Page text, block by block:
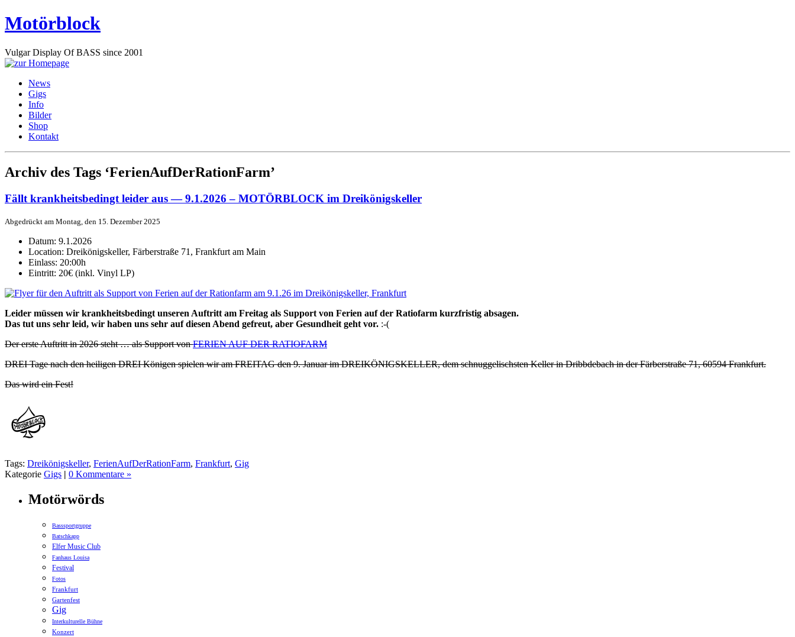
Motörblock
Vulgar Display Of BASS since 2001
News
Gigs
Info
Bilder
Shop
Kontakt
Archiv des Tags ‘FerienAufDerRationFarm’
Fällt krankheitsbedingt leider aus — 9.1.2026 – MOTÖRBLOCK im Dreikönigskeller
Abgedrückt am Montag, den 15. Dezember 2025
Datum: 9.1.2026
Location: Dreikönigskeller, Färberstraße 71, Frankfurt am Main
Einlass: 20:00h
Eintritt: 20€ (inkl. Vinyl LP)
Leider müssen wir krankheitsbedingt unseren Auftritt am Freitag als Support von Ferien auf der Ratiofarm kurzfristig absagen.
Das tut uns sehr leid, wir haben uns sehr auf diesen Abend gefreut, aber Gesundheit geht vor. :-(
Der erste Auftritt in 2026 steht … als Support vonFERIEN AUF DER RATIOFARM
DREI Tage nach den heiligen DREI Königen spielen wir am FREITAG den 9. Januar im DREIKÖNIGSKELLER, dem schnuggelischsten Keller in Dribbdebach in der Färberstraße 71, 60594 Frankfurt.
Das wird ein Fest!
Tags: Dreikönigskeller, FerienAufDerRationFarm, Frankfurt, Gig
Kategorie Gigs | 0 Kommentare »
Motörwörds
Basssportgruppe
Batschkapp
Elfer Music Club
Fanhaus Louisa
Festival
Fotos
Frankfurt
Gartenfest
Gig
Interkulturelle Bühne
Konzert